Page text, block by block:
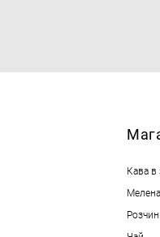
М
Кава в